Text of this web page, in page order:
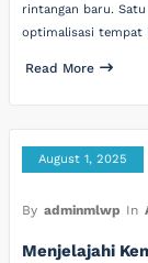
rintangan baru.
optimalisasi tempat
Read More
August 1, 2025
By adminmlwp In
Menjelajahi